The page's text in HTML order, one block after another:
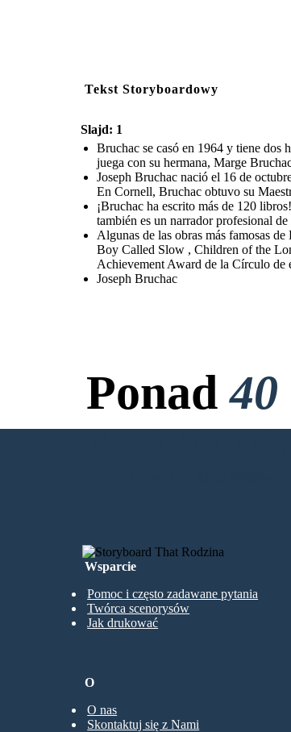
Tekst Storyboardowy
Slajd: 1
Bruchac se casó en 1964 y tiene dos
juega con su hermana, Marge
Joseph Bruchac nació el 16 de
En Cornell, Bruchac obtuvo su
¡Bruchac ha escrito más de 120
también es un narrador profesional
Algunas de las obras más famosas
Boy Called Slow , Children of the
Achievement Award de la Círculo de
Joseph Bruchac
Ponad
Bez
Wsparcie
Pomoc i często zadawane pytania
Twórca scenorysów
Jak drukować
O
O nas
Skontaktuj się z Nami